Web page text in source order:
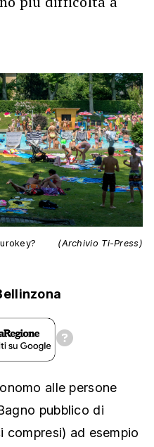
(Archivio Ti-Press)
alle persone
pubblico di
compresi) ad esempio